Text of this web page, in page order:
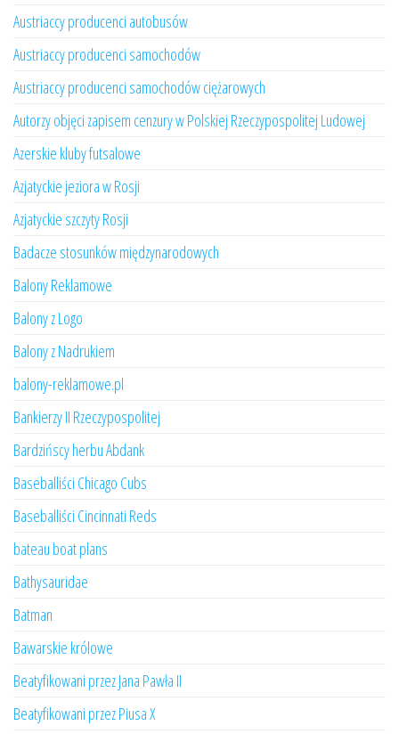
Austriaccy producenci autobusów
Austriaccy producenci samochodów
Austriaccy producenci samochodów ciężarowych
Autorzy objęci zapisem cenzury w Polskiej Rzeczypospolitej Ludowej
Azerskie kluby futsalowe
Azjatyckie jeziora w Rosji
Azjatyckie szczyty Rosji
Badacze stosunków międzynarodowych
Balony Reklamowe
Balony z Logo
Balony z Nadrukiem
balony-reklamowe.pl
Bankierzy II Rzeczypospolitej
Bardzińscy herbu Abdank
Baseballiści Chicago Cubs
Baseballiści Cincinnati Reds
bateau boat plans
Bathysauridae
Batman
Bawarskie królowe
Beatyfikowani przez Jana Pawła II
Beatyfikowani przez Piusa X